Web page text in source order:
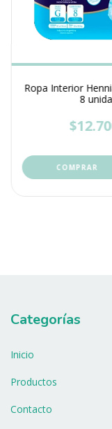
Ropa Interior
8
COMPRAR
Categorías
Inicio
Productos
Contacto